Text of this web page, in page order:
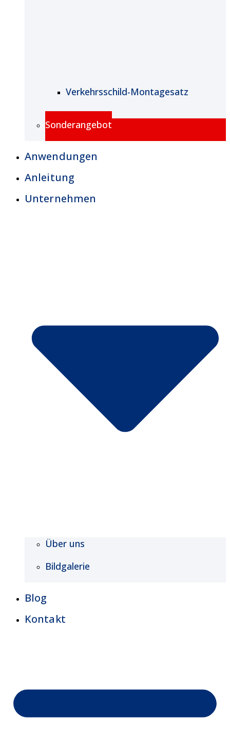
Verkehrsschild-Montagesatz
Sonderangebot
Anwendungen
Anleitung
Unternehmen
Über uns
Bildgalerie
Blog
Kontakt